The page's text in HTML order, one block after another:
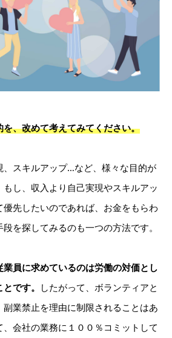
、改めて考えてみてください。
、スキルアップ…など、様々な目的が
し、収入より自己実現やスキルアッ
先したいのであれば、お金をもらわ
を探してみるのも一つの方法です。
員に求めているのは労働の対価とし
です。 したがって、ボランティアと
副業禁止を理由に制限されることはあ
、会社の業務に１００％コミットして